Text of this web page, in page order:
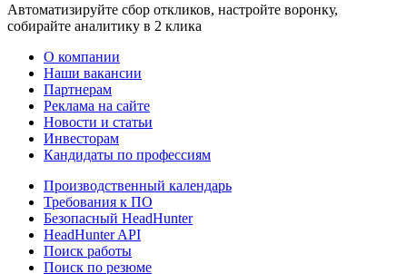
Автоматизируйте сбор откликов, настройте воронку,
собирайте аналитику в 2 клика
О компании
Наши вакансии
Партнерам
Реклама на сайте
Новости и статьи
Инвесторам
Кандидаты по профессиям
Производственный календарь
Требования к ПО
Безопасный HeadHunter
HeadHunter API
Поиск работы
Поиск по резюме